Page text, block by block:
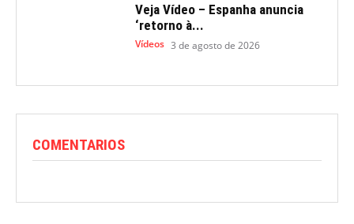
Veja Vídeo – Espanha anuncia
‘retorno à...
Vídeos 3 de agosto de 2026
COMENTARIOS